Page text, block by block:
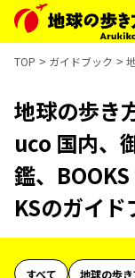
TOP ガイドブック
地球の歩き
uco 国内、
鑑、
KSのガイ
すべて 地球の歩